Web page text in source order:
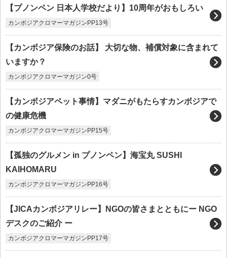
【プノンペン 日本人学校だより】10周年がおもしろい
カンボジアクロマーマガジンPP13号
【カンボジア保険のお話】 大切な物、補償対象に含まれて
いますか？
カンボジアクロマーマガジン0号
【カンボジアペット事情】マダニがもたらすカンボジアで
の健康危機
カンボジアクロマーマガジンPP15号
【孤独のグルメン in プノンペン】海宝丸 SUSHI
KAIHOMARU
カンボジアクロマーマガジンPP16号
【JICAカンボジアリレー】NGOの皆さまとともにー NGO
デスクのご紹介 ー
カンボジアクロマーマガジンPP17号